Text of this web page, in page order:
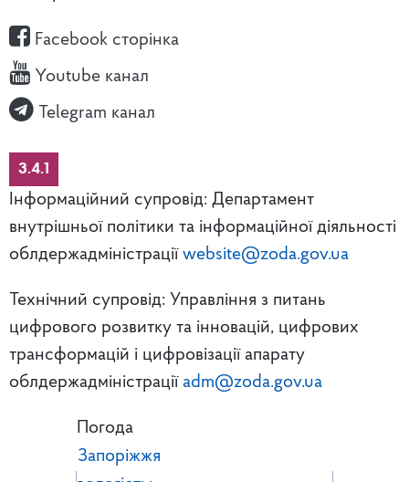
Facebook сторінка
Youtube канал
Telegram канал
3.4.1
Інформаційний супровід: Департамент
внутрішньої політики та інформаційної діяльності
облдержадміністрації website@zoda.gov.ua
Технічний супровід: Управління з питань
цифрового розвитку та інновацій, цифрових
трансформацій і цифровізації апарату
облдержадміністрації adm@zoda.gov.ua
Погода
Запоріжжя